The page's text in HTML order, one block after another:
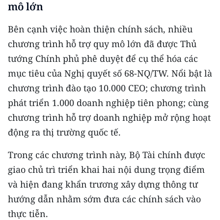
ENGLISH
中文
FRANÇAIS
РУССКИЙ
ESPAÑOL
한국어
mô lớn
Bên cạnh việc hoàn thiện chính sách, nhiều
chương trình hỗ trợ quy mô lớn đã được Thủ
tướng Chính phủ phê duyệt để cụ thể hóa các
mục tiêu của Nghị quyết số 68-NQ/TW. Nổi bật là
chương trình đào tạo 10.000 CEO; chương trình
phát triển 1.000 doanh nghiệp tiên phong; cùng
chương trình hỗ trợ doanh nghiệp mở rộng hoạt
động ra thị trường quốc tế.
Trong các chương trình này, Bộ Tài chính được
giao chủ trì triển khai hai nội dung trọng điểm
và hiện đang khẩn trương xây dựng thông tư
hướng dẫn nhằm sớm đưa các chính sách vào
thực tiễn.